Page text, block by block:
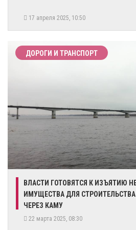
17 апреля 2025, 10:50
ДОРОГИ И ТРАНСПОРТ
​ВЛАСТИ ГОТОВЯТСЯ К ИЗЪЯТИЮ
ИМУЩЕСТВА ДЛЯ СТРОИТЕЛЬСТВА
ЧЕРЕЗ КАМУ
22 марта 2025, 08:30